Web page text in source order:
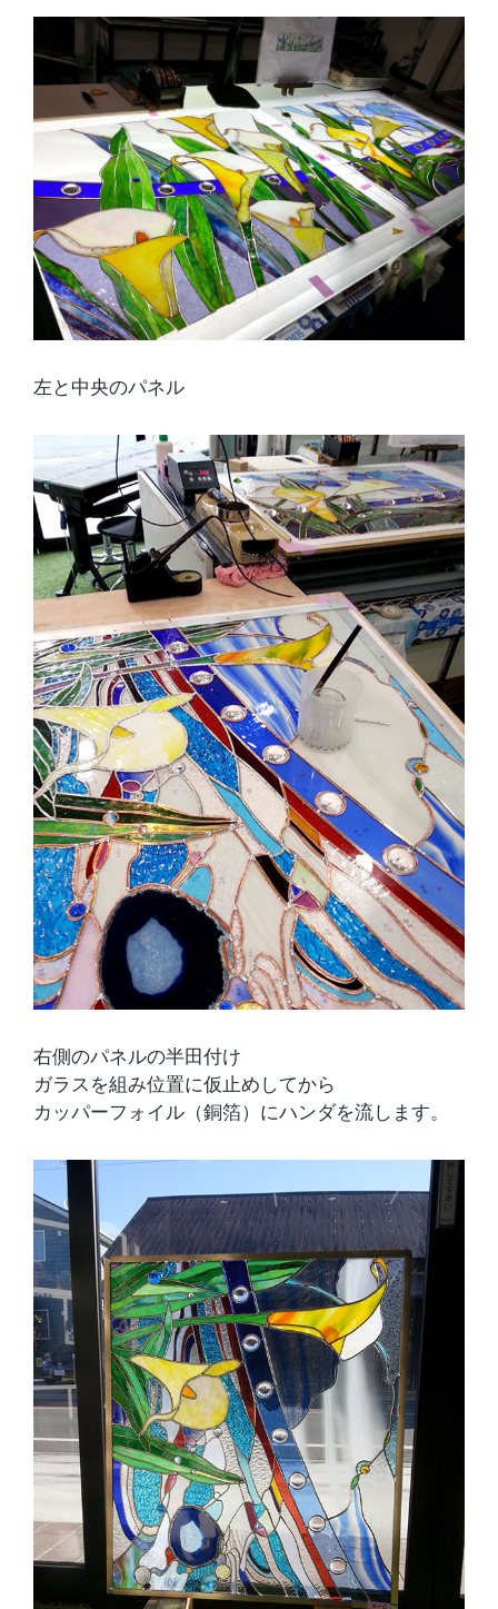
左と中央のパネル
右側のパネルの半田付け
ガラスを組み位置に仮止めしてから
カッパーフォイル（銅箔）にハンダを流します。